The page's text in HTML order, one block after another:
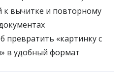
к вычитке и повторному
превратить «картинку с
в удобный формат